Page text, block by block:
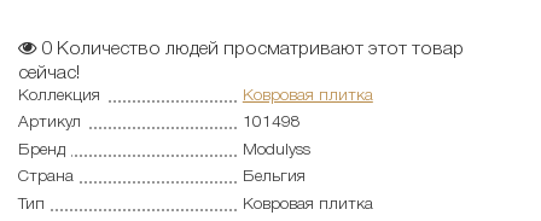
0 Количество людей просматривают этот товар
сейчас!
Коллекция
Ковровая плитка
Артикул
101498
Бренд
Modulyss
Страна
Бельгия
Тип
Ковровая плитка